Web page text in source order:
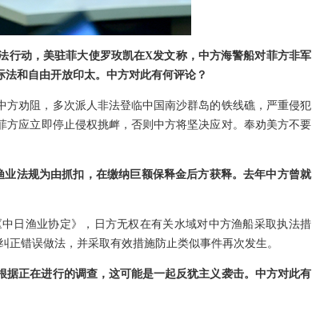
行动，美驻菲大使罗玫凯在X发文称，中方海警船对菲方非军
和自由开放印太。中方对此有何评论？
劝阻，多次派人非法登临中国南沙群岛的铁线礁，严重侵犯
应立即停止侵权挑衅，否则中方将坚决应对。奉劝美方不要
法规为由抓扣，在缴纳巨额保释金后方获释。去年中方曾就
日渔业协定》，日方无权在有关水域对中方渔船采取执法措
错误做法，并采取有效措施防止类似事件再次发生。
正在进行的调查，这可能是一起反犹主义袭击。中方对此有